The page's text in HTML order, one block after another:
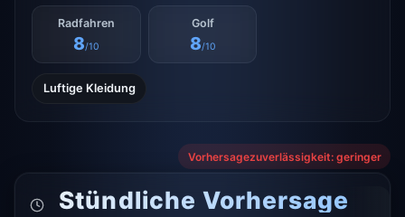
Radfahren
8/10
Golf
8/10
Luftige Kleidung
Vorhersagezuverlässigkeit: geringer
Stündliche Vorhersage